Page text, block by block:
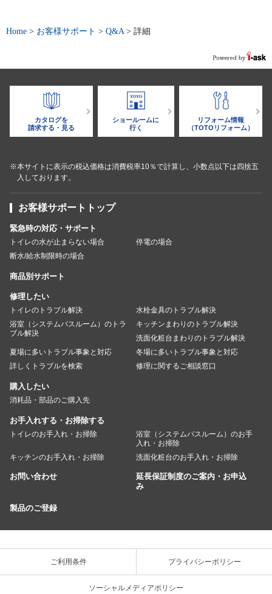
Home > お客様サポート > Q&A > 詳細
カタログを
請求する・見る
ショールームに
行く
リフォーム情報
（TOTOリフォーム）
※本サイトに表示の税込価格は消費税率10％で計算し、小数点以下は四捨五
入しております。
お客様サポートトップ
緊急時の対応・サポート
トイレの水が止まらない場合
停電の場合
断水/給水制限時の場合
商品別サポート
修理したい
トイレのトラブル解決
水栓金具のトラブル解決
浴室（システムバスルーム）のトラ
ブル解決
キッチンまわりのトラブル解決
洗面化粧台まわりのトラブル解決
夏場に多いトラブル事象と対応
冬場に多いトラブル事象と対応
詳しくトラブルを検索
修理に関するご相談窓口
購入したい
消耗品・部品のご購入先
お手入れする・お掃除する
トイレのお手入れ・お掃除
浴室（システムバスルーム）のお手
入れ・お掃除
キッチンのお手入れ・お掃除
洗面化粧台のお手入れ・お掃除
お問い合わせ
延長保証制度のご案内・お申込
み
製品のご登録
ご利用条件 プライバシーポリシー
ソーシャルメディアポリシー